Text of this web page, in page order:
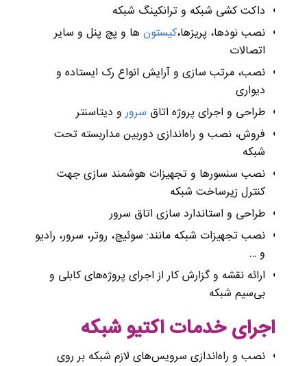
داکت کشی شبکه و ترانکینگ شبکه
نصب نودها، پریزها،کیستون‌ ها و پچ پنل و سایر
اتصالات
نصب، مرتب سازی و آرایش انواع رک ایستاده و
دیواری
طراحی و اجرای پروژه اتاق سرورو دیتاسنتر
فروش، نصب و راه‌اندازی دوربین مداربسته تحت
شبکه
نصب سنسورها و تجهیزات هوشمند سازی جهت
کنترل زیرساخت‌ شبکه
طراحی و استاندارد سازی اتاق سرور
نصب تجهیزات شبکه مانند: سوئیچ، روتر، سرور، رادیو
و …
ارائه نقشه و گزارش کار از اجرای پروژه‌های کابلی و
بی‌سیم شبکه
اجرایخدماتاکتیوشبکه
نصب و راه‌اندازی سرویس‌های لازم شبکه بر روی